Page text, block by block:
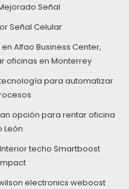
Señal
Señal Celular
Alfao Business Center,
oficinas en Monterrey
para automatizar
opción para rentar oficina
León
techo Smartboost
electronics weboost